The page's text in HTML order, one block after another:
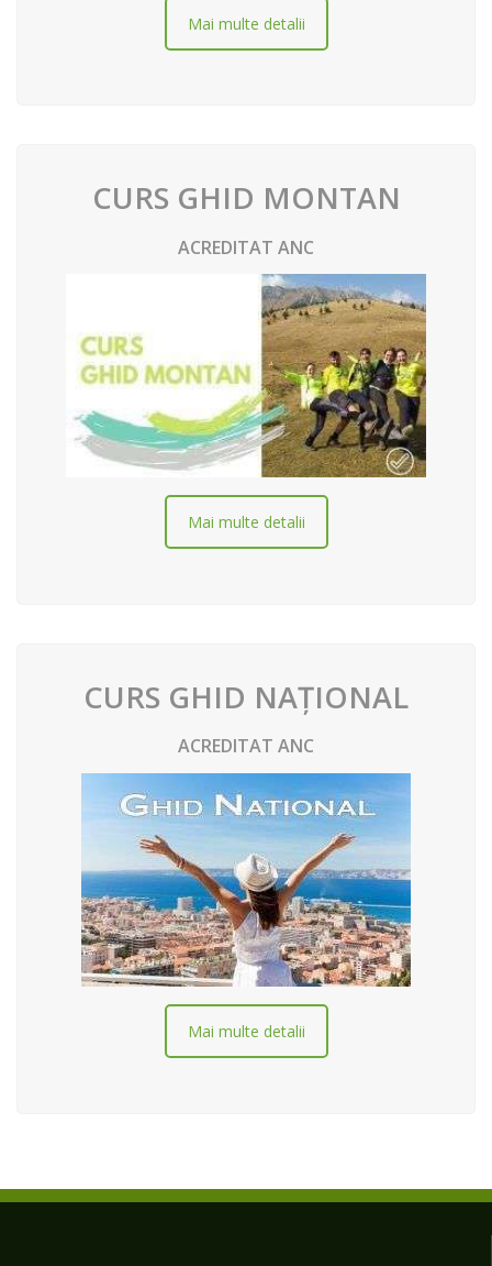
Mai multe detalii
CURS GHID MONTAN
ACREDITAT ANC
Mai multe detalii
CURS GHID NAȚIONAL
ACREDITAT ANC
Mai multe detalii